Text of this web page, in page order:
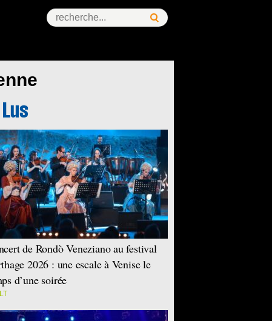
de Rondò Veneziano au festival
2026 : une escale à Venise le
d’une soirée